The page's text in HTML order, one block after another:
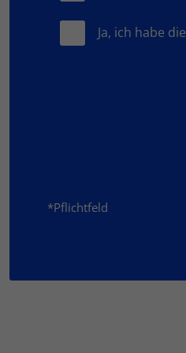
Ja, ich habe die
*Pflichtfeld